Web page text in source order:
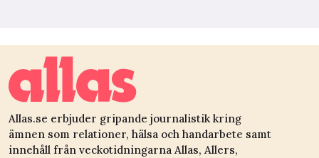
Allas.se erbjuder gripande journalistik kring
ämnen som relationer, hälsa och handarbete samt
innehåll från veckotidningarna Allas, Allers,